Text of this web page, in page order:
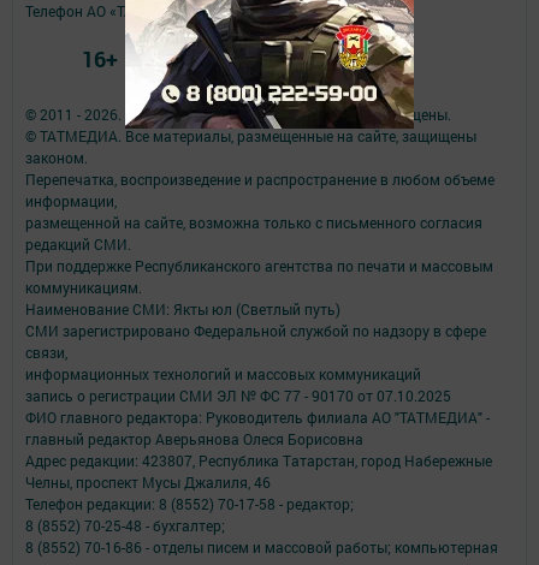
© 2011 - 2026. Якты юл (Светлый путь). Все права защищены.
© ТАТМЕДИА. Все материалы, размещенные на сайте, защищены
законом.
Перепечатка, воспроизведение и распространение в любом объеме
информации,
размещенной на сайте, возможна только с письменного согласия
редакций СМИ.
При поддержке Республиканского агентства по печати и массовым
коммуникациям.
Наименование СМИ: Якты юл (Светлый путь)
СМИ зарегистрировано Федеральной службой по надзору в сфере
связи,
информационных технологий и массовых коммуникаций
запись о регистрации СМИ ЭЛ № ФС 77 - 90170 от 07.10.2025
ФИО главного редактора: Руководитель филиала АО "ТАТМЕДИА" -
главный редактор Аверьянова Олеся Борисовна
Адрес редакции: 423807, Республика Татарстан, город Набережные
Челны, проспект Мусы Джалиля, 46
Телефон редакции: 8 (8552) 70-17-58 - редактор;
8 (8552) 70-25-48 - бухгалтер;
8 (8552) 70-16-86 - отделы писем и массовой работы; компьютерная
Телефон АО «ТАТМЕДИА»:(843) 222 09 84
16+